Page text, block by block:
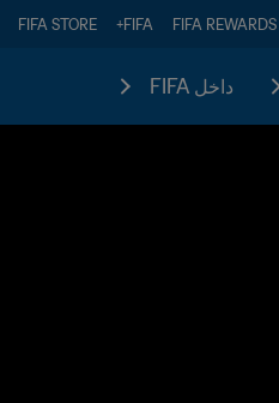
FIFA REWARDS
FIFA+
FIFA STORE
داخل FIFA